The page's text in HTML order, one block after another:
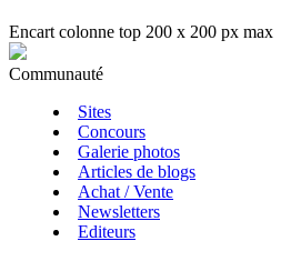
Encart colonne top 200 x 200 px max
Communauté
Sites
Concours
Galerie photos
Articles de blogs
Achat / Vente
Newsletters
Editeurs